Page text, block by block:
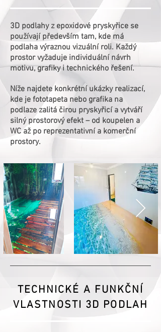
3D podlahy z epoxidové pryskyřice se
používají především tam, kde má
podlaha výraznou vizuální roli. Každý
prostor vyžaduje individuální návrh
motivu, grafiky i technického řešení.
Níže najdete konkrétní ukázky realizací,
kde je fototapeta nebo grafika na
podlaze zalitá čirou pryskyřicí a vytváří
silný prostorový efekt – od koupelen a
WC až po reprezentativní a komerční
prostory.
TECHNICKÉ A FUNKČNÍ
VLASTNOSTI 3D PODLAH